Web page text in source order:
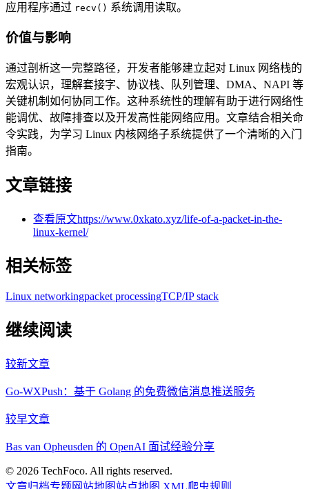
应用程序通过 recv() 系统调用读取。
价值与影响
通过剖析这一完整路径，开发者能够建立起对 Linux 网络栈的
宏观认识，理解套接字、协议栈、队列管理、DMA、NAPI 等
关键机制如何协同工作。这种系统性的理解有助于进行网络性
能调优、故障排查以及开发高性能网络应用。文章结合相关命
令实践，为学习 Linux 内核网络子系统提供了一个清晰的入门
指南。
文章链接
查看原文https://www.0xkato.xyz/life-of-a-packet-in-the-
linux-kernel/
相关标签
Linux networkingpacket processingTCP/IP stack
继续阅读
较新文章
Go-WXPush：基于 Golang 的免费微信消息推送服务
较早文章
Bas van Opheusden 的 OpenAI 面试经验分享
© 2026 TechFoco. All rights reserved.
文章归档专题 网站地图 站点地图 XML爬虫规则